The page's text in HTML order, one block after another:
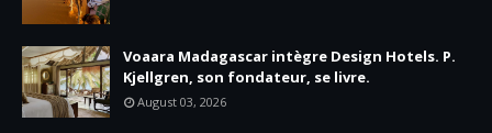
Voaara Madagascar intègre Design Hotels. P.
Kjellgren, son fondateur, se livre.
August 03, 2026